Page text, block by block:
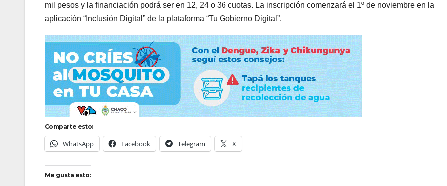
mil pesos y la financiación podrá ser en 12, 24 o 36 cuotas. La inscripción comenzará el 1º de noviembre en la
aplicación “Inclusión Digital” de la plataforma “Tu Gobierno Digital”.
Comparte esto:
WhatsApp Facebook Telegram X
Me gusta esto: